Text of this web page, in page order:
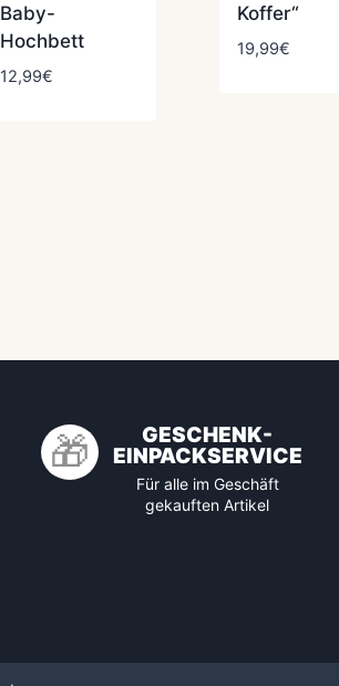
Baby-
Hochbett
12,99€
Koffer“
19,99€
🎁
GESCHENK-
EINPACKSERVICE
Für alle im Geschäft
gekauften Artikel